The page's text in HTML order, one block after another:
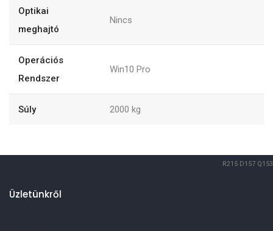
Optikai
meghajtó
Nincs
Operációs
Rendszer
Win10 Pro
Súly 2000 kg
R215 D157 Q153
Üzletünkről